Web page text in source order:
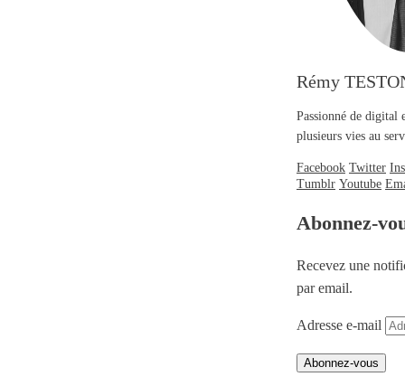
Rémy
Passionné de digital
plusieurs vies au
Facebook Twitter
Tumblr Youtube
Abonnez-
Recevez une
par email.
Adresse e-mail
Abonnez-vous